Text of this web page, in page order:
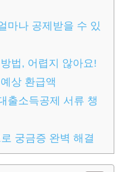
마나 공제받을 수 있
법, 어렵지 않아요!
상 환급액
출소득공제 서류 챙
궁금증 완벽 해결